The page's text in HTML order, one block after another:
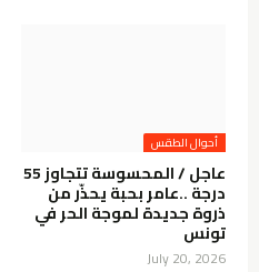
أحوال الطقس
عاجل / المحسوسة تتجاوز 55
درجة ..عامر بحبة يحذّر من
ذروة جديدة لموجة الحر في
تونس
July 20, 2026